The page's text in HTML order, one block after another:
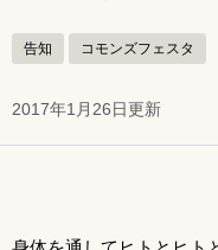
告知 コモンズフェスタ
2017年1月26日更新